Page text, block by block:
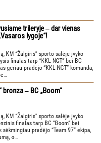
trileryje ‒ dar vienas
lygoje“!
KM “Žalgiris” sporto salėje įvyko
finalas tarp “KKL NGT” bei BC
geriau pradėjo “KKL NGT” komanda,
bronza ‒ BC „Boom“
KM “Žalgiris” sporto salėje įvyko
finalas tarp BC “Boom” bei
sėkmingiau pradėjo “Team 97” ekipa,
o…